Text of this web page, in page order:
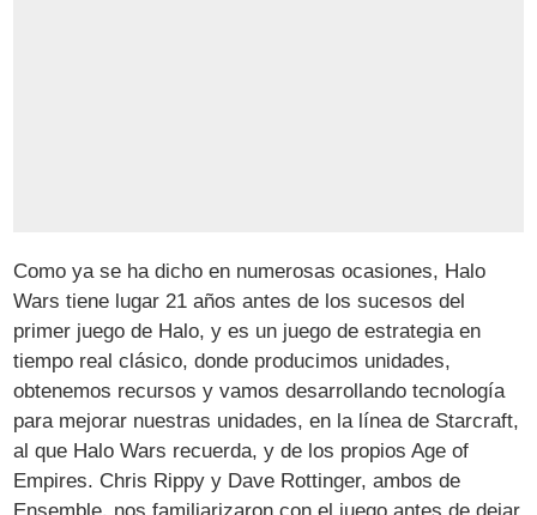
Como ya se ha dicho en numerosas ocasiones, Halo
Wars tiene lugar 21 años antes de los sucesos del
primer juego de Halo, y es un juego de estrategia en
tiempo real clásico, donde producimos unidades,
obtenemos recursos y vamos desarrollando tecnología
para mejorar nuestras unidades, en la línea de Starcraft,
al que Halo Wars recuerda, y de los propios Age of
Empires. Chris Rippy y Dave Rottinger, ambos de